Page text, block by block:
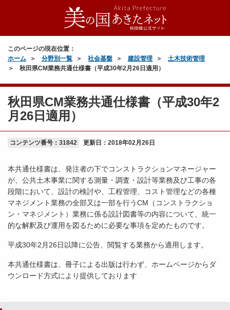
このページの現在位置：
ホーム
分野別一覧 社会基盤 建設管理
土木技術管理
秋田県CM業務共通仕様書（平成30年2月26日適用）
秋田県CM業務共通仕様書（平成30年2
月26日適用）
コンテンツ番号：31842 更新日： 2018年02月26日
本共通仕様書は、発注者の下でコンストラクションマネージャー
が、公共土木事業に関する測量・調査・設計等業務及び工事の各
段階において、設計の検討や、工程管理、コスト管理などの各種
マネジメント業務の全部又は一部を行うCM（コンストラクショ
ン・マネジメント）業務に係る設計図書等の内容について、統一
的な解釈及び運用を図るために必要な事項を定めたものです。
平成30年2月26日以降に公告、閲覧する業務から適用します。
本共通仕様書は、冊子による出版は行わず、ホームページからダ
ウンロード方式により提供しております